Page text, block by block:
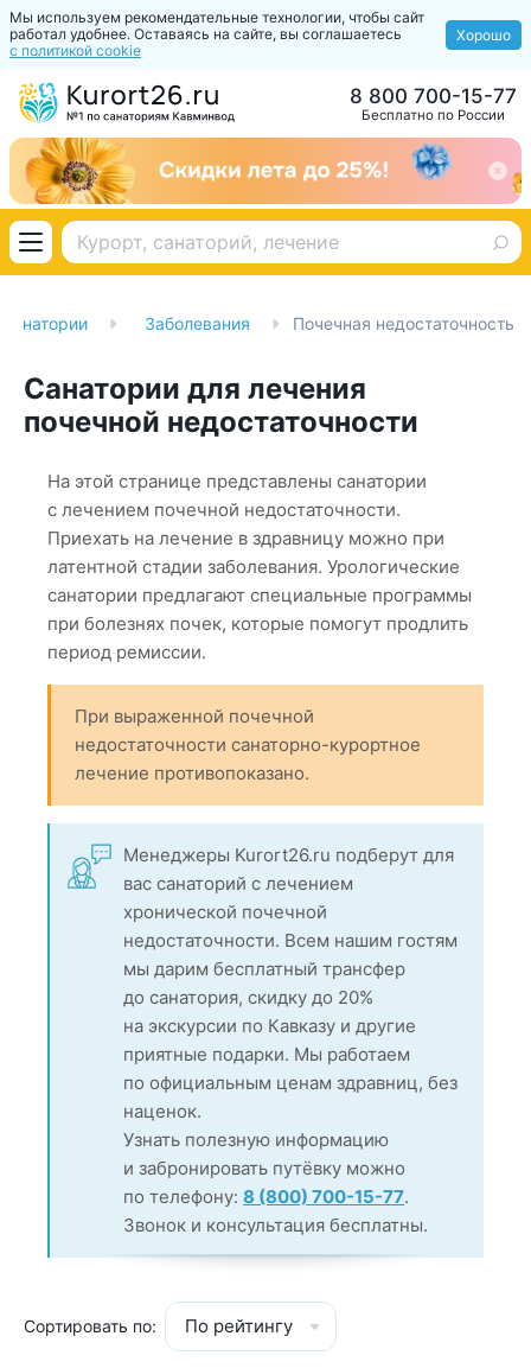
Мы используем рекомендательные технологии, чтобы сайт
работал удобнее. Оставаясь на сайте, вы соглашаетесь
с политикой cookie
Хорошо
Бесплатно по России
8 800 700-15-77
Санатории Заболевания Почечная недостаточность
Санатории для лечения
почечной недостаточности
На этой странице представлены санатории
с лечением почечной недостаточности.
Приехать на лечение в здравницу можно при
латентной стадии заболевания. Урологические
санатории предлагают специальные программы
при болезнях почек, которые помогут продлить
период ремиссии.
При выраженной почечной
недостаточности санаторно-курортное
лечение противопоказано.
Менеджеры Kurort26.ru подберут для
вас санаторий с лечением
хронической почечной
недостаточности. Всем нашим гостям
мы дарим бесплатный трансфер
до санатория, скидку до 20%
на экскурсии по Кавказу и другие
приятные подарки. Мы работаем
по официальным ценам здравниц, без
наценок.
Узнать полезную информацию
и забронировать путёвку можно
по телефону: 8 (800) 700-15-77.
Звонок и консультация бесплатны.
Сортировать по: По рейтингу